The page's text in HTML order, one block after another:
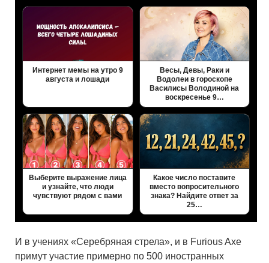
Интернет мемы на утро 9
августа и лошади
Весы, Девы, Раки и
Водолеи в гороскопе
Василисы Володиной на
воскресенье 9…
Выберите выражение лица
и узнайте, что люди
чувствуют рядом с вами
Какое число поставите
вместо вопросительного
знака? Найдите ответ за
25…
И в учениях «Серебряная стрела», и в Furious Axe
примут участие примерно по 500 иностранных